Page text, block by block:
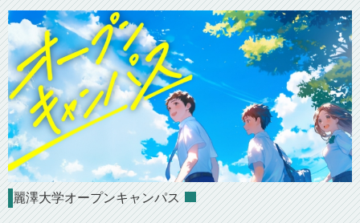
麗澤大学オープンキャンパス